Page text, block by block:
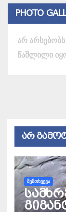
PHOTO
არ
წაშლილი
ᲐᲠ
ᲨᲔᲛᲗᲮᲕᲔᲕᲐ